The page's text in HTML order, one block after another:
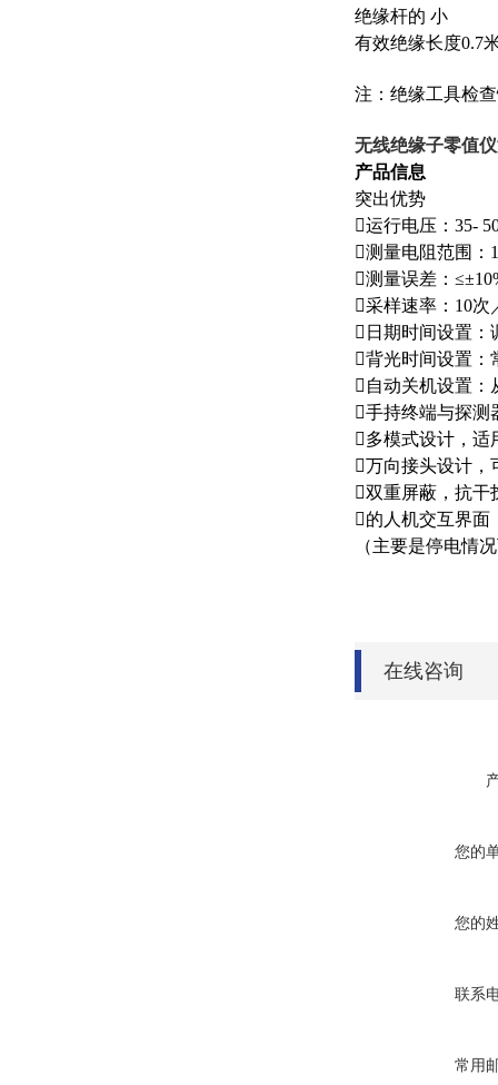
绝缘杆的 小
有效绝缘长度0.7
注：绝缘工具检
无线绝缘子零值
产品信息
突出优势
运行电压：35-
测量电阻范围：
测量误差：
采样速率：10次
日期时间设置：
背光时间设置：
自动关机设置：
手持终端与探测
多模式设计，适
万向接头设计，
双重屏蔽，抗干
的人机交互界面
（主要是停电情
在线咨询
您的
您的
联系
常用